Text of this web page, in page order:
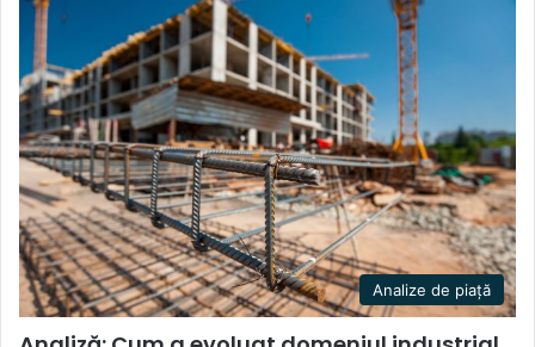
Analize de piață